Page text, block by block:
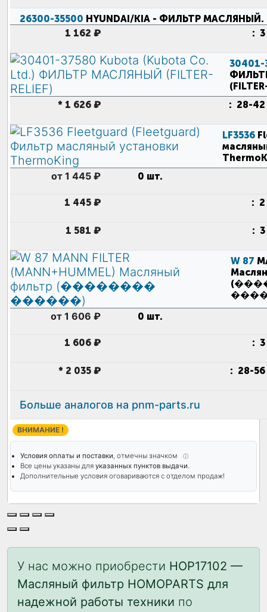
26300-35500 HYUNDAI/KIA - ФИЛЬТР МАСЛЯНЫЙ.
1 162 ₽
:
* 1 626 ₽ : 28-
LF3536
от 1 445 ₽ 0 шт.
1 445 ₽ :
1 581 ₽ :
W 87
от 1 606 ₽ 0 шт.
1 606 ₽ :
* 2 035 ₽ : 28-
Больше аналогов на pnm-parts.ru
ВНИМАНИЕ !
Условия оплаты и поставки, отмечны значком ⓘ
Все цены указаны для указанных пунктов выдачи.
Дополнительные условия оговариваются с отделом продаж!
У нас можно приобрести HOP17102 —
Масляный фильтр HOMOPARTS для
надежной работы техники по